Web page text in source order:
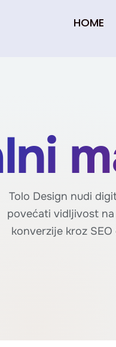
HOME
Tolo Design nudi
povećati vidljivost
konverzije kroz